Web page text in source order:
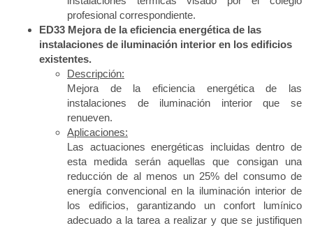
profesional correspondiente.
ED33 Mejora de la eficiencia energética de las
instalaciones de iluminación interior en los edificios
existentes.
Descripción:
Mejora de la eficiencia energética de las
instalaciones de iluminación interior que se
renueven.
Aplicaciones:
Las actuaciones energéticas incluidas dentro de
esta medida serán aquellas que consigan una
reducción de al menos un 25% del consumo de
energía convencional en la iluminación interior de
los edificios, garantizando un confort lumínico
adecuado a la tarea a realizar y que se justifiquen